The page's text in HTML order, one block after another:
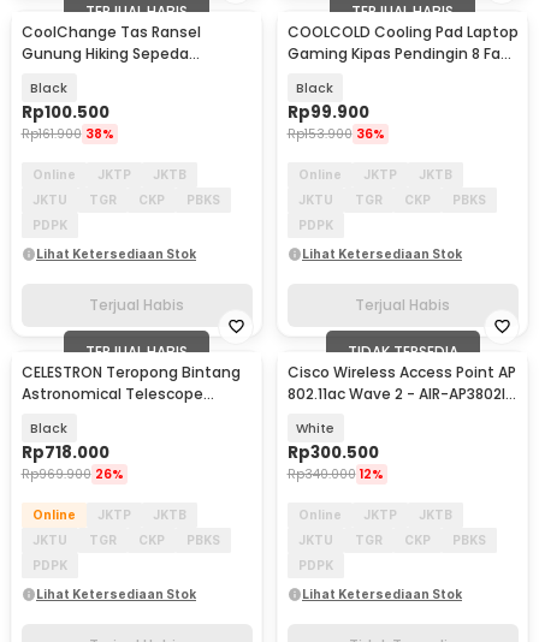
TERJUAL HABIS
CoolChange Tas Ransel
Gunung Hiking Sepeda
Black
Rp100.500
Rp161.900 38%
Online JKTP
JKTB
JKTU
TGR CKP
PBKS
PDPK
Lihat Ketersediaan Stok
Terjual Habis
TERJUAL HABIS
COOLCOLD Cooling Pad Laptop
Gaming Kipas Pendingin 8 Fan
Black
Rp99.900
Rp153.900 36%
Online JKTP
JKTB
JKTU
TGR CKP
PBKS
PDPK
Lihat Ketersediaan Stok
Terjual Habis
TERJUAL HABIS
CELESTRON Teropong Bintang
Astronomical Telescope
Black
Rp718.000
Rp969.900 26%
Online JKTP
JKTB
JKTU
TGR CKP
PBKS
PDPK
Lihat Ketersediaan Stok
TIDAK TERSEDIA
Cisco Wireless Access Point AP
802.11ac Wave 2 - AIR-AP3802I-
White
Rp300.500
Rp340.000 12%
Online JKTP
JKTB
JKTU
TGR CKP
PBKS
PDPK
Lihat Ketersediaan Stok